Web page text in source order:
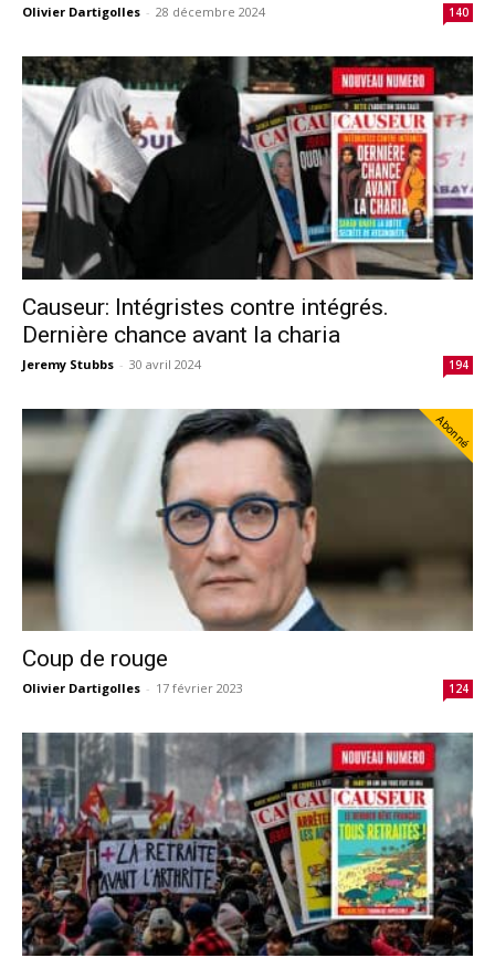
Olivier Dartigolles - 28 décembre 2024 140
Causeur: Intégristes contre intégrés.
Dernière chance avant la charia
Jeremy Stubbs - 30 avril 2024 194
Abonné
Coup de rouge
Olivier Dartigolles - 17 février 2023 124